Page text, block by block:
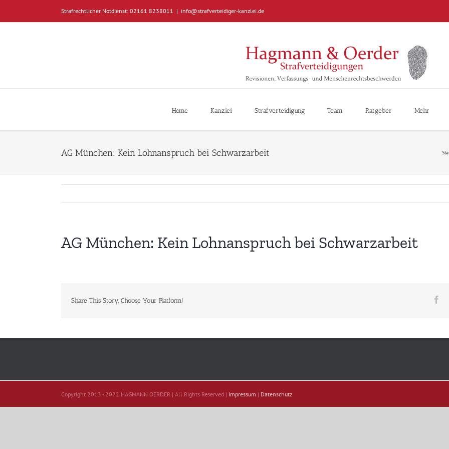
springen
Strafrechtlicher Notdienst: 02161 8238011 | info@strafverteidiger-kanzlei.de
Home Kanzlei Strafverteidigung Team Ratgeber Mehr
AG München: Kein Lohnanspruch bei Schwarzarbeit
AG München: Kein Lohnanspruch bei Schwarzarbeit
Share This Story, Choose Your Platform!
Copyright 2013 - 2022 HAGMANN OERDER | All Rights Reserved | Impressum | Datenschutz